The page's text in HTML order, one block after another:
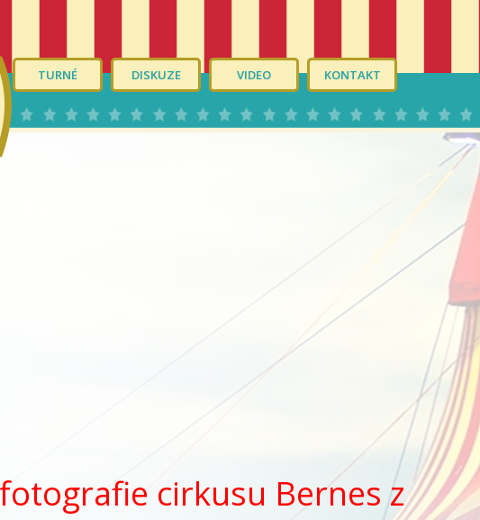
TURNÉ DISKUZE VIDEO KONTAKT
cirkusu Bernes z